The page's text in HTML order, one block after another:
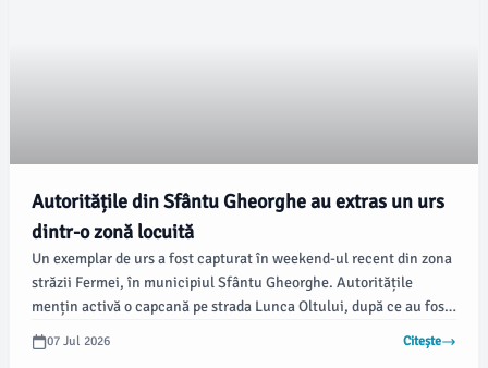
Autoritățile din Sfântu Gheorghe au extras un urs
dintr-o zonă locuită
Un exemplar de urs a fost capturat în weekend-ul recent din zona
străzii Fermei, în municipiul Sfântu Gheorghe. Autoritățile
mențin activă o capcană pe strada Lunca Oltului, după ce au fost
observate indicii ale prezenței urșilor, informează administrația
locală.
07 Jul 2026 Citește